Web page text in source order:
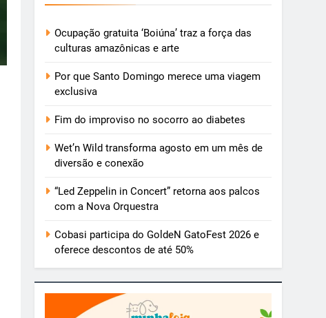
Ocupação gratuita ‘Boiúna’ traz a força das
culturas amazônicas e arte
Por que Santo Domingo merece uma viagem
exclusiva
Fim do improviso no socorro ao diabetes
Wet’n Wild transforma agosto em um mês de
diversão e conexão
“Led Zeppelin in Concert” retorna aos palcos
com a Nova Orquestra
Cobasi participa do GoldeN GatoFest 2026 e
oferece descontos de até 50%